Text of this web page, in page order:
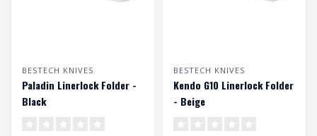
BESTECH KNIVES
Paladin Linerlock Folder -
Black
BESTECH KNIVES
Kendo G10 Linerlock Folder
- Beige